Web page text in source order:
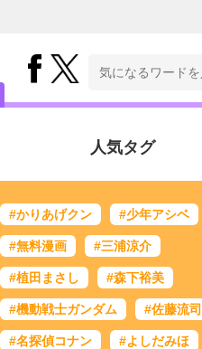
人気タグ
#かりあげクン #少年アシベ
#無料漫画 #三浦涼介
#植田まさし #森下裕美
#機動戦士ガンダム #佐藤流司
#名探偵コナン #よしだみほ